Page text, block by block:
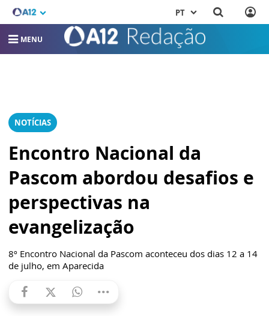
PT
MENU
NOTÍCIAS
Encontro Nacional da
Pascom abordou desafios e
perspectivas na
evangelização
8º Encontro Nacional da Pascom aconteceu dos dias 12 a 14
de julho, em Aparecida